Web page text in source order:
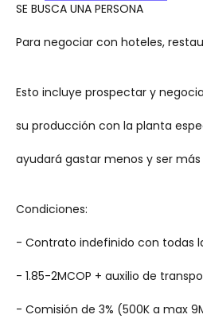
SE BUSCA UNA PERSONA
Para negociar con hoteles,
Esto incluye prospectar y
su producción con la planta
ayudará gastar menos y ser
Condiciones:
- Contrato indefinido con todas
- 1.85-2MCOP + auxilio de
- Comisión de 3% (500K a max